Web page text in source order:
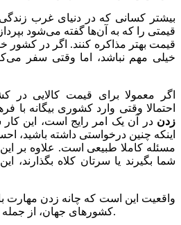
بیشتر کسانی که در دنیای غرب
قیمتی را که به آن‌ها گفته می‌شود
قیمت بهتر مذاکره کنند. اگر در کشور
خیلی مهم نباشد، اما وقتی سفر
اگر معمولا برای قیمت کالایی در
احتمالا وقتی وارد کشوری بیگانه با
زدن در آن یک امر رایج است، این
اینکه چنین درخواستی داشته باشید،
مسئله کاملا طبیعی است. علاوه بر
شما بگیرند یا سرتان کلاه بگذارند،
واقعیت این است که چانه زدن مهارت
کشورهای جهان، از جمله ایران، یک سبک زندگی است.